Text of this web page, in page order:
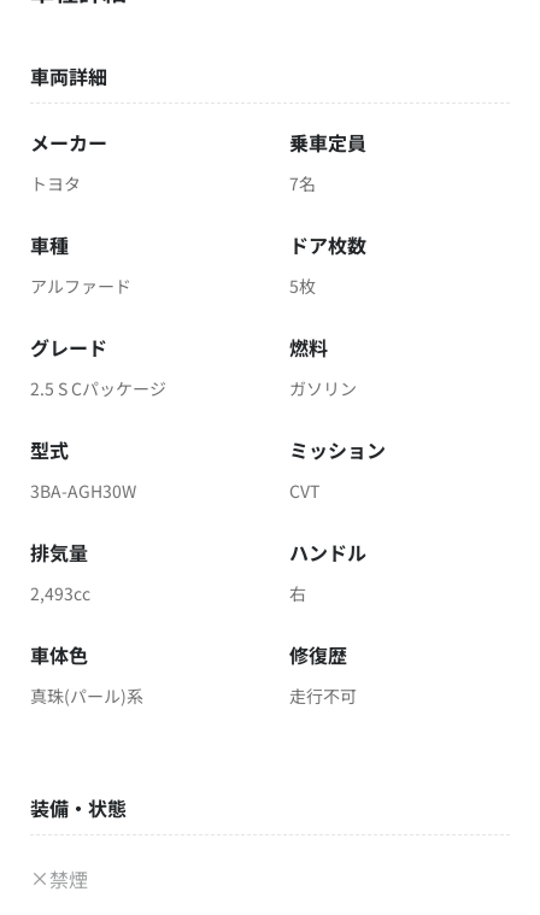
車両詳細
メーカー
トヨタ
乗車定員
7名
車種
アルファード
ドア枚数
5枚
グレード
2.5 S Cパッケージ
燃料
ガソリン
型式
3BA-AGH30W
ミッション
CVT
排気量
2,493cc
ハンドル
右
車体色
真珠(パール)系
修復歴
走行不可
装備・状態
禁煙